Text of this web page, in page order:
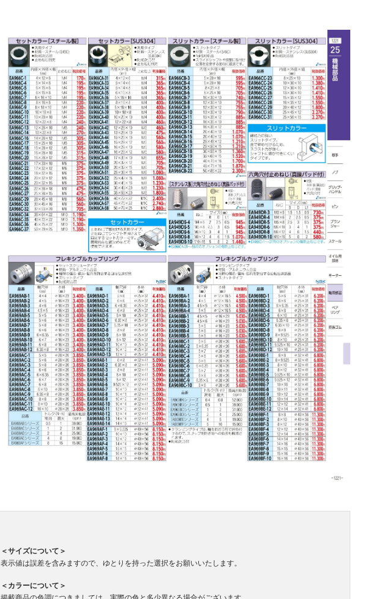
＜サイズについて＞
表示値は誤差を含みますので、ゆとりを持った選択をお願いいたします。
＜カラーについて＞